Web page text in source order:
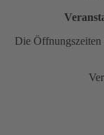
Die Öffnungszeiten